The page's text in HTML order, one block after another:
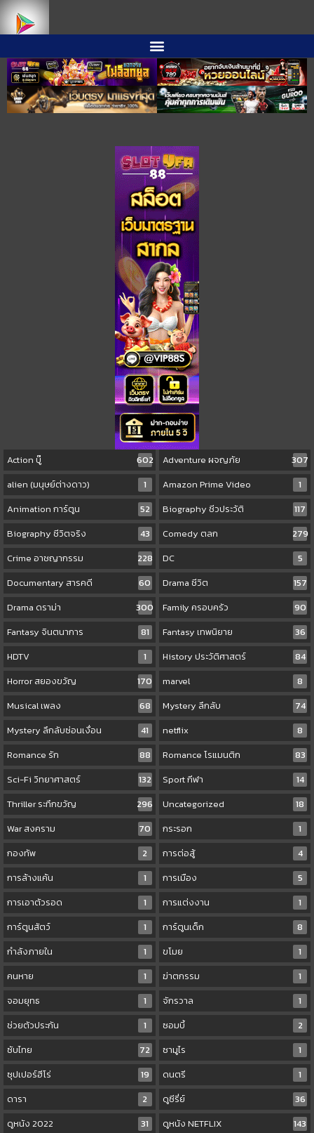
Action บู๊ 602 Adventure ผจญภัย
307
alien (มนุษย์ต่างดาว)
1 Amazon Prime Video
1
Animation การ์ตูน
52 Biography ชีวประวัติ
117
Biography ชีวิตจริง
43 Comedy ตลก
279
Crime อาชญากรรม
228 DC
5
Documentary สารคดี
60 Drama ชีวิต
157
Drama ดราม่า
300 Family ครอบครัว
90
Fantasy จินตนาการ
81 Fantasy เทพนิยาย
36
HDTV
1 History ประวัติศาสตร์
84
Horror สยองขวัญ
170 marvel
8
Musical เพลง
68 Mystery ลึกลับ
74
Mystery ลึกลับซ่อนเงื่อน
41 netflix
8
Romance รัก
88 Romance โรแมนติก
83
Sci-Fi วิทยาศาสตร์
132 Sport กีฬา
14
Thriller ระทึกขวัญ
296 Uncategorized
18
War สงคราม
70 กระรอก
1
กองทัพ
2 การต่อสู้
4
การล้างแค้น
1 การเมือง
5
การเอาตัวรอด
1 การแต่งงาน
1
การ์ตูนสัตว์
1 การ์ตูนเด็ก
8
กำลังภายใน
1 ขโมย
1
คนหาย
1 ฆ่าตกรรม
1
จอมยุทธ
1 จักรวาล
1
ช่วยตัวประกัน
1 ซอมบี้
2
ซับไทย
72 ซามูไร
1
ซุปเปอร์ฮีโร่
19 ดนตรี
1
ดารา
2 ดูซีรี่ย์
36
ดูหนัง 2022
31 ดูหนัง NETFLIX
143